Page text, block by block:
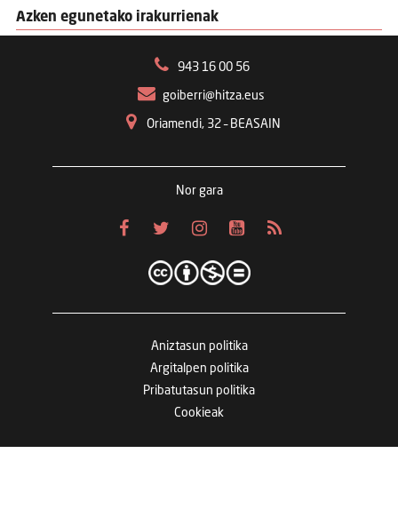
Azken egunetako irakurrienak
943 16 00 56
goiberri@hitza.eus
Oriamendi, 32 – BEASAIN
Nor gara
Aniztasun politika
Argitalpen politika
Pribatutasun politika
Cookieak